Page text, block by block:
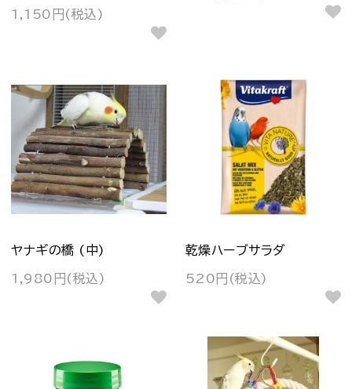
1,150円(税込)
ヤナギの橋 (中)
1,980円(税込)
乾燥ハーブサラダ
520円(税込)